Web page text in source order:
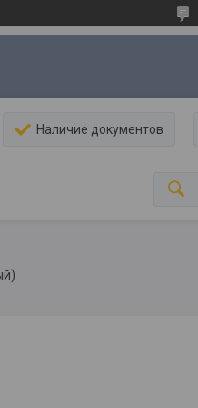
Наличие документов